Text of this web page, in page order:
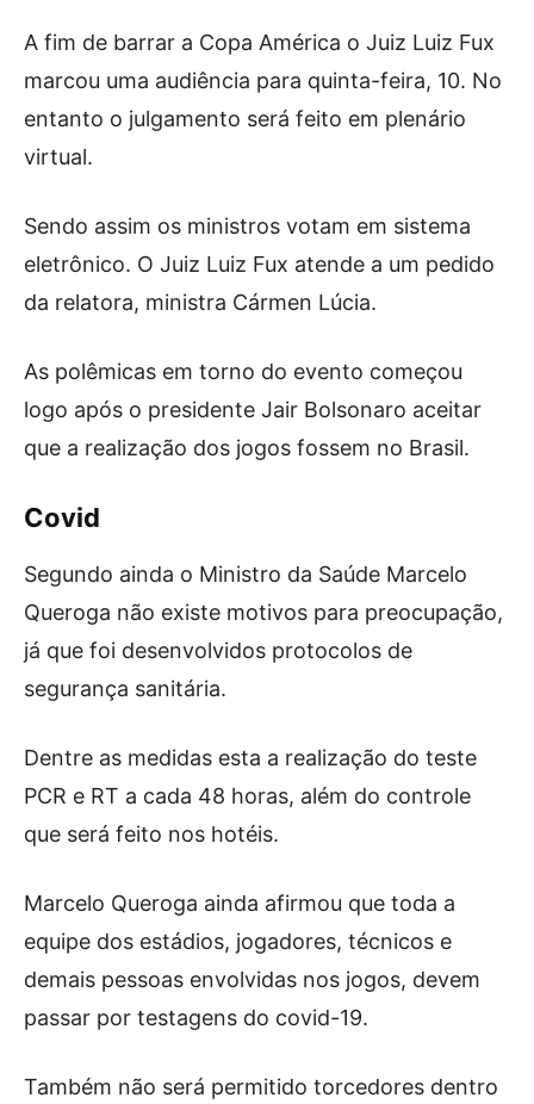
A fim de barrar a Copa América o Juiz Luiz Fux
marcou uma audiência para quinta-feira, 10. No
entanto o julgamento será feito em plenário
virtual.
Sendo assim os ministros votam em sistema
eletrônico. O Juiz Luiz Fux atende a um pedido
da relatora, ministra Cármen Lúcia.
As polêmicas em torno do evento começou
logo após o presidente Jair Bolsonaro aceitar
que a realização dos jogos fossem no Brasil.
Covid
Segundo ainda o Ministro da Saúde Marcelo
Queroga não existe motivos para preocupação,
já que foi desenvolvidos protocolos de
segurança sanitária.
Dentre as medidas esta a realização do teste
PCR e RT a cada 48 horas, além do controle
que será feito nos hotéis.
Marcelo Queroga ainda afirmou que toda a
equipe dos estádios, jogadores, técnicos e
demais pessoas envolvidas nos jogos, devem
passar por testagens do covid-19.
Também não será permitido torcedores dentro